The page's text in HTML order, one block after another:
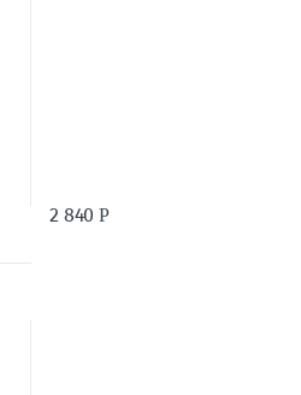
2 840Р